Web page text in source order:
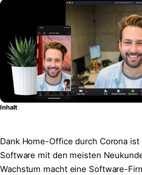
Inhalt
Dank Home-Office durch Corona ist
Software mit den meisten
Wachstum macht eine Software-